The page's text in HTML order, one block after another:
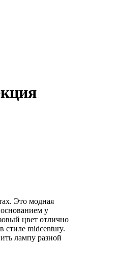
Это модная
у
цвет отлично
стиле midcentury.
лампу разной